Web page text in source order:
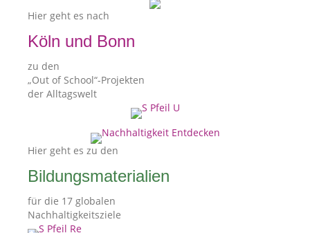
Hier geht es nach
Köln und Bonn
zu den
„Out of School“-Projekten
der Alltagswelt
Hier geht es zu den
Bildungs­materialien
für die 17 globalen
Nachhaltigkeitsziele